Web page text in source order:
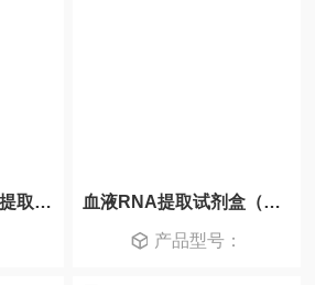
PAXgene血液RNA提取试剂盒（磁珠法） 血液RNA提取试剂盒（EDTA血）
产品型号：